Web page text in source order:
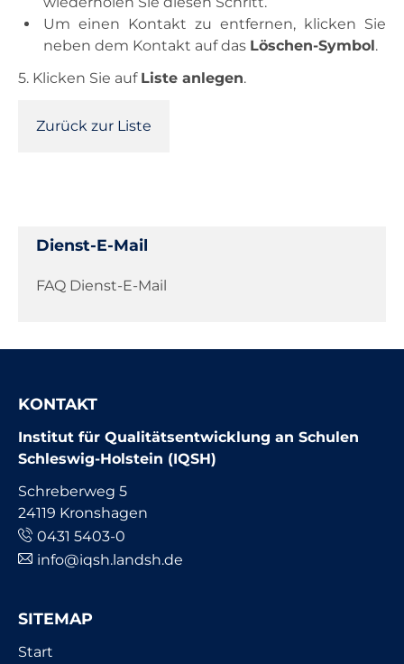
Um einen Kontakt zu entfernen, klicken Sie
neben dem Kontakt auf das Löschen-Symbol.
5. Klicken Sie auf Liste anlegen.
Zurück zur Liste
Dienst-E-Mail
Navigation
überspringen
FAQ Dienst-E-Mail
KONTAKT
Institut für Qualitätsentwicklung an Schulen
Schleswig-Holstein (IQSH)
Schreberweg 5
24119 Kronshagen
0431 5403-0
info@iqsh.landsh.de
SITEMAP
Navigation
Start